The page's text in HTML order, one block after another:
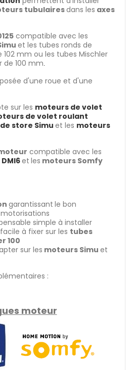
tubulairesdans les axes
compatible avec les
et les tubes ronds de
mm ou les tubes Mischler
de 100 mm
d'une roue et d'une
sur les moteurs de volet
de volet roulant
store Simu et les moteurs
compatible avec les
DMI6et les moteurs Somfy
garantissant le bon
simple à installer
à fixer sur les tubes
100
sur les moteurs Simu et
:
moteur